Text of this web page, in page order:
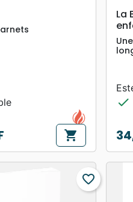
shopping_cart
La
check
Prix
favorite_border